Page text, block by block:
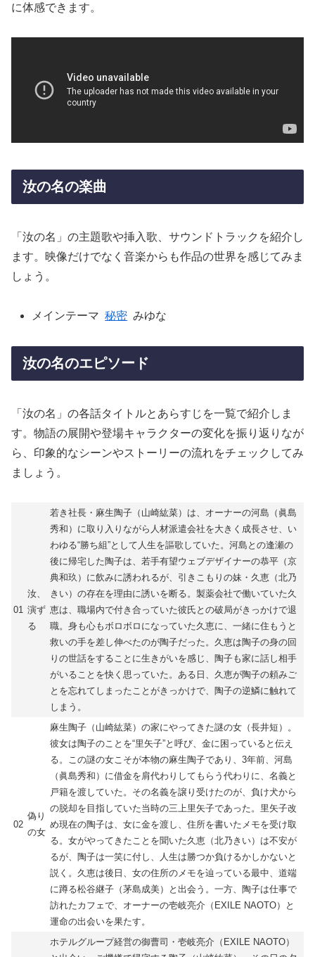
に体感できます。
汝の名の楽曲
「汝の名」の主題歌や挿入歌、サウンドトラックを紹介し
ます。映像だけでなく音楽からも作品の世界を感じてみま
しょう。
メインテーマ 秘密 みゆな
汝の名のエピソード
「汝の名」の各話タイトルとあらすじを一覧で紹介しま
す。物語の展開や登場キャラクターの変化を振り返りなが
ら、印象的なシーンやストーリーの流れをチェックしてみ
ましょう。
01
汝、
演ず
る
若き社長・麻生陶子（山崎紘菜）は、オーナーの河島（眞島
秀和）に取り入りながら人材派遣会社を大きく成長させ、い
わゆる“勝ち組”として人生を謳歌していた。河島との逢瀬の
後に帰宅した陶子は、若手有望ウェブデザイナーの恭平（京
典和玖）に飲みに誘われるが、引きこもりの妹・久恵（北乃
きい）の存在を理由に誘いを断る。製薬会社で働いていた久
恵は、職場内で付き合っていた彼氏との破局がきっかけで退
職。身も心もボロボロになっていた久恵に、一緒に住もうと
救いの手を差し伸べたのが陶子だった。久恵は陶子の身の回
りの世話をすることに生きがいを感じ、陶子も家に話し相手
がいることを快く思っていた。ある日、久恵が陶子の頼みご
とを忘れてしまったことがきっかけで、陶子の逆鱗に触れて
しまう。
02
偽り
の女
麻生陶子（山崎紘菜）の家にやってきた謎の女（長井短）。
彼女は陶子のことを“里矢子”と呼び、金に困っていると伝え
る。この謎の女こそが本物の麻生陶子であり、3年前、河島
（眞島秀和）に借金を肩代わりしてもらう代わりに、名義と
戸籍を渡していた。その名義を譲り受けたのが、負け犬から
の脱却を目指していた当時の三上里矢子であった。里矢子改
め現在の陶子は、女に金を渡し、住所を書いたメモを受け取
る。女がやってきたことを聞いた久恵（北乃きい）は不安が
るが、陶子は一笑に付し、人生は勝つか負けるかしかないと
説く。久恵は後日、女の住所のメモを辿っている最中、道端
に蹲る松谷継子（茅島成美）と出会う。一方、陶子は仕事で
訪れたカフェで、オーナーの壱岐亮介（EXILE NAOTO）と
運命の出会いを果たす。
ホテルグループ経営の御曹司・壱岐亮介（EXILE NAOTO）